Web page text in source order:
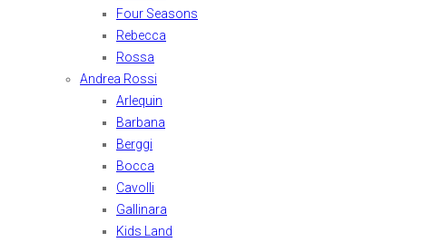
Four Seasons
Rebecca
Rossa
Andrea Rossi
Arlequin
Barbana
Berggi
Bocca
Cavolli
Gallinara
Kids Land